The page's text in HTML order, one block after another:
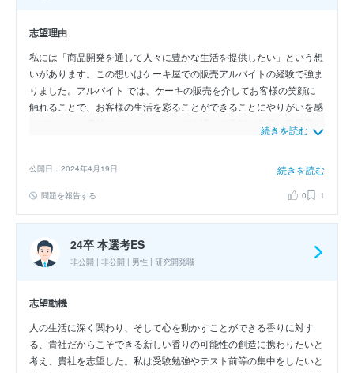
志望理由
私には「商品開発を通して人々に豊かな生活を提供したい」という想
いがあります。この想いはケーキ屋での販売アルバイトの経験で強ま
りました。アルバイト では、ケーキの販売を介してお客様の笑顔に
触れることで、お客様の生活を彩ることができることにやりがいを感
特徴的な印象を左右する重要な素材であることを学び、香料の開発を
を扱う企業の中でも、貴社を志望する理由は2点あります。1つ目は日
本産の天然香料にこだわりをもち、日本の香りを国内外に発信するこ
索するだけでなく、原料に合わせた使用部位、製法を行っている点に
素材へのこだわりを感じました。また、自社農園を経営し、農業参入
による持続可能な香料事業を展開している点にも香料メーカーとして
研究がチームとなって新製品の提案に取り組んでいるからです。既製
品を提案するのではなく、お客様のニーズに応えるために新しい素材
の組合せを探究する姿勢に惹かれました。以上の点から、貴社でなら
お客様のニーズを満たす香料開発を通して自身の想いを叶えられると
続きを読む
公開日：2024年4月19日 続きを読む
問題を報告する 0 1
24卒 本選考ES
非公開 | 非公開 | 男性 | 研究開発職
志望動機
人の生活に深く関わり、そして心を動かすことができる香りに対す
る、貴社だからこそできる新しい香りの可能性の創造に携わりたいと
考え、貴社を志望した。私は受験勉強やテスト前等の集中をしたいと